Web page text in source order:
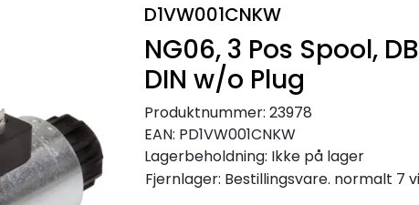
D1VW001CNKW
NG06, 3 Pos Spool,
DIN w/o Plug
Produktnummer: 23978
EAN: PD1VW001CNKW
Lagerbeholdning: Ikke på lager
Fjernlager: Bestillingsvare. normalt 7